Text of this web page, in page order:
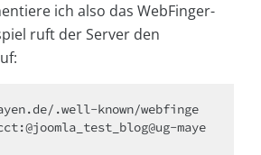
ich also das WebFinger-
ruft der Server den
.well-known/webfinge
maye